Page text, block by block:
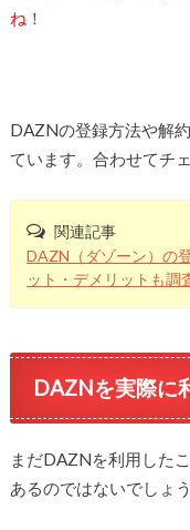
ね！
DAZNの登録方法や解
ています。合わせてチ
関連記事
DAZN（ダゾーン）の
ット・デメリットも調
DAZNを実際に
まだDAZNを利用した
あるのではないでしょ